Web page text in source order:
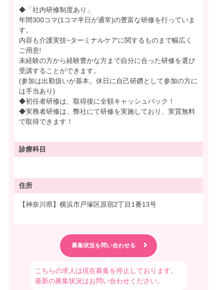
◆「社内研修制度あり」
年間300コマ(1コマ半日が通常)の豊富な研修を行っていま
す。
内容も介護実技~ターミナルケアに関するものまで幅広く
ご用意!
未経験の方から経験豊かな方まで自分に合った研修を選び
受講することができます。
(参加は出勤扱いが基本。休日に自己研鑽として参加の方に
は手当あり)
◆初任者研修は、取得後に全額キャッシュバック！
◆実務者研修は、弊社にて研修を実施しており、実質無料
で取得できます！
診療科目
住所
【神奈川県】横浜市戸塚区原宿2丁目1番13号
こちらの求人は現在募集を停止しております。
最新の募集状況はお問い合わせください。